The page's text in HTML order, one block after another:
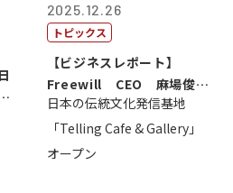
2025.12.26
トピックス
【ビジネスレポート】
Freewill CEO 麻場俊行
氏
日本の伝統文化発信基地
「Telling Cafe & Gallery」
オープン